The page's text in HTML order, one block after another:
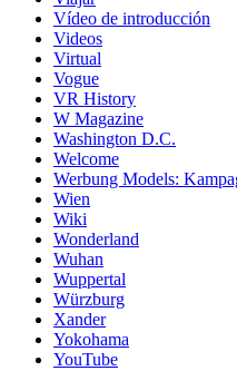
Vídeo de introducción
Videos
Virtual
Vogue
VR History
W Magazine
Washington D.C.
Welcome
Werbung Models:
Wien
Wiki
Wonderland
Wuhan
Wuppertal
Würzburg
Xander
Yokohama
YouTube